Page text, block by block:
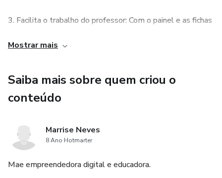
3. Facilita o trabalho do professor: Com o painel e as fichas
de forma mais dinâmica e interativa, sem precisar gastar
Mostrar mais
Saiba mais sobre quem criou o
conteúdo
Marrise Neves
8 Ano Hotmarter
Mae empreendedora digital e educadora.